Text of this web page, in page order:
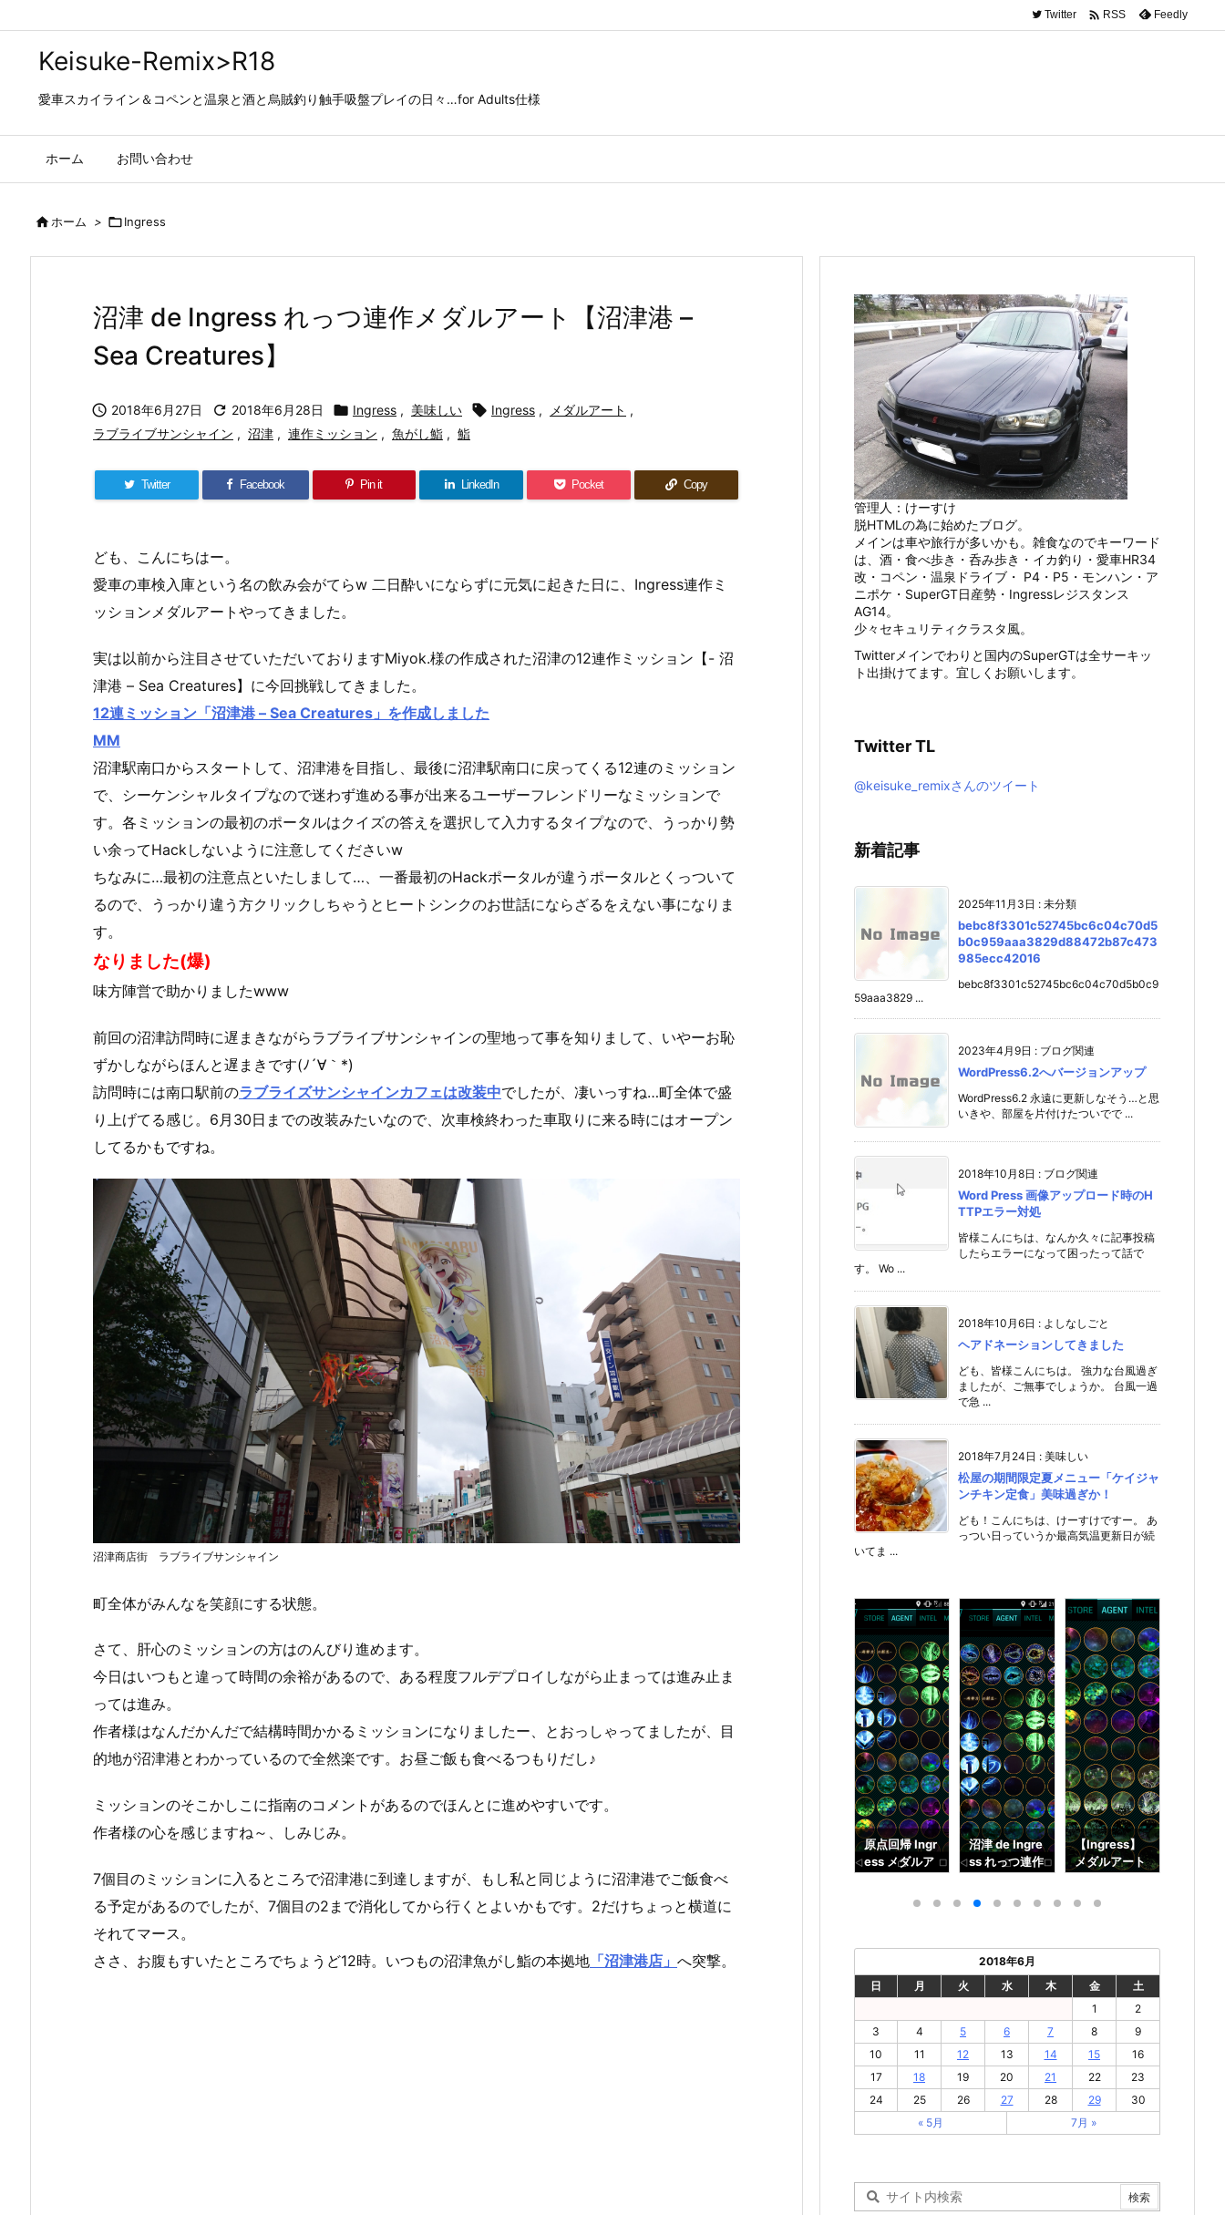
Keisuke-Remix>R18
愛車スカイライン＆コペンと温泉と酒と烏賊釣り触手吸盤プレイの日々…for Adults仕様
ホーム お問い合わせ
Twitter  RSS Feedly
ホーム > Ingress
沼津 de Ingress れっつ連作メダルアート【沼津港 –
Sea Creatures】
 2018年6月27日  2018年6月28日  Ingress , 美味しい  Ingress , メダルアート ,
ラブライブサンシャイン , 沼津 , 連作ミッション , 魚がし鮨 , 鮨
Twitter Facebook Pin it LinkedIn Pocket Copy
ども、こんにちはー。
愛車の車検入庫という名の飲み会がてらw 二日酔いにならずに元気に起きた日に、Ingress連作ミ
ッションメダルアートやってきました。
実は以前から注目させていただいておりますMiyok.様の作成された沼津の12連作ミッション【- 沼
津港 – Sea Creatures】に今回挑戦してきました。
12連ミッション「沼津港 – Sea Creatures」を作成しました
MM
沼津駅南口からスタートして、沼津港を目指し、最後に沼津駅南口に戻ってくる12連のミッション
で、シーケンシャルタイプなので迷わず進める事が出来るユーザーフレンドリーなミッションで
す。各ミッションの最初のポータルはクイズの答えを選択して入力するタイプなので、うっかり勢
い余ってHackしないように注意してくださいw
ちなみに…最初の注意点といたしまして…、一番最初のHackポータルが違うポータルとくっついて
るので、うっかり違う方クリックしちゃうとヒートシンクのお世話にならざるをえない事になりま
す。
なりました(爆)
味方陣営で助かりましたwww
前回の沼津訪問時に遅まきながらラブライブサンシャインの聖地って事を知りまして、いやーお恥
ずかしながらほんと遅まきです(ﾉ´∀｀*)
訪問時には南口駅前のラブライズサンシャインカフェは改装中でしたが、凄いっすね…町全体で盛
り上げてる感じ。6月30日までの改装みたいなので、次車検終わった車取りに来る時にはオープン
してるかもですね。
沼津商店街 ラブライブサンシャイン
町全体がみんなを笑顔にする状態。
さて、肝心のミッションの方はのんびり進めます。
今日はいつもと違って時間の余裕があるので、ある程度フルデプロイしながら止まっては進み止ま
っては進み。
作者様はなんだかんだで結構時間かかるミッションになりましたー、とおっしゃってましたが、目
的地が沼津港とわかっているので全然楽です。お昼ご飯も食べるつもりだし♪
ミッションのそこかしこに指南のコメントがあるのでほんとに進めやすいです。
作者様の心を感じますね～、しみじみ。
7個目のミッションに入るところで沼津港に到達しますが、もし私と同じように沼津港でご飯食べ
る予定があるのでしたが、7個目の2まで消化してから行くとよいかもです。2だけちょっと横道に
それてマース。
ささ、お腹もすいたところでちょうど12時。いつもの沼津魚がし鮨の本拠地 「沼津港店」 へ突撃。
管理人：けーすけ
脱HTMLの為に始めたブログ。
メインは車や旅行が多いかも。雑食なのでキーワード
は、酒・食べ歩き・呑み歩き・イカ釣り・愛車HR34
改・コペン・温泉ドライブ・ P4・P5・モンハン・ア
ニポケ・SuperGT日産勢・Ingressレジスタンス
AG14。
少々セキュリティクラスタ風。
Twitterメインでわりと国内のSuperGTは全サーキッ
ト出掛けてます。宜しくお願いします。
Twitter TL
@keisuke_remixさんのツイート
新着記事
2025年11月3日 : 未分類
bebc8f3301c52745bc6c04c70d5
b0c959aaa3829d88472b87c473
985ecc42016
bebc8f3301c52745bc6c04c70d5b0c9
59aaa3829 ...
2023年4月9日 : ブログ関連
WordPress6.2へバージョンアップ
WordPress6.2 永遠に更新しなそう…と思
いきや、部屋を片付けたついでで ...
2018年10月8日 : ブログ関連
Word Press 画像アップロード時のH
TTPエラー対処
皆様こんにちは、なんか久々に記事投稿
したらエラーになって困ったって話で
す。 Wo ...
2018年10月6日 : よしなしごと
ヘアドネーションしてきました
ども、皆様こんにちは。 強力な台風過ぎ
ましたが、ご無事でしょうか。 台風一過
で急 ...
2018年7月24日 : 美味しい
松屋の期間限定夏メニュー「ケイジャ
ンチキン定食」美味過ぎか！
ども！こんにちは、けーすけですー。 あ
っつい日っていうか最高気温更新日が続
いてま ...
蛍シリーズ完
【Ingress】
蛍シリーズ完
結！前編【連
作ミッショ
ン】
【Ingress】
ン 修善寺の蛍
【日帰り温
泉】
【Ingress】
ン 恋人の聖地
熱海のビーチ
を巡ろう。in
【Mission】
造 ※但し夜
取り】
ス、ユニコー
ンガンダム、
行きます！(後
原点回帰 Ingr
ess メダルア
ション【BIG
沼津 de Ingre
ss れっつ連作
【沼津港 – Se
【Ingress】
メダルアート
結！後編【連
2018年6月
日
月 火 水 木 金
土
1
2
3
4 5 6 7 8
9
10
11 12 13 14 15
16
17
18 19 20 21 22
23
24
25 26 27 28 29
30
« 5月
7月 »